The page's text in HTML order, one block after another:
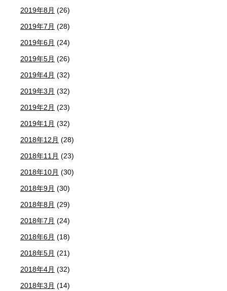
2019年8月 (26)
2019年7月 (28)
2019年6月 (24)
2019年5月 (26)
2019年4月 (32)
2019年3月 (32)
2019年2月 (23)
2019年1月 (32)
2018年12月 (28)
2018年11月 (23)
2018年10月 (30)
2018年9月 (30)
2018年8月 (29)
2018年7月 (24)
2018年6月 (18)
2018年5月 (21)
2018年4月 (32)
2018年3月 (14)